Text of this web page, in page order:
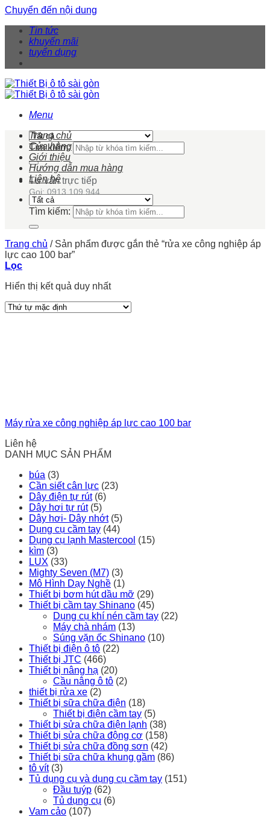
Chuyển đến nội dung
Tin tức
khuyến mãi
tuyển dụng
Menu
Tìm kiếm:
Tư vấn trực tiếp
Gọi: 0913 109 944
Trang chủ
Cửa hàng
Giới thiệu
Hướng dẫn mua hàng
Liên hệ
Tìm kiếm:
Trang chủ /Sản phẩm được gắn thẻ “rửa xe công nghiệp áp
lực cao 100 bar”
Lọc
Hiển thị kết quả duy nhất
Máy rửa xe công nghiệp áp lực cao 100 bar
Liên hệ
DANH MỤC SẢN PHẨM
búa (3)
Cần siết cân lực (23)
Dây điện tự rút (6)
Dây hơi tự rút (5)
Dây hơi- Dây nhớt (5)
Dụng cụ cầm tay (44)
Dụng cụ lạnh Mastercool (15)
kìm (3)
LUX (33)
Mighty Seven (M7) (3)
Mô Hình Dạy Nghề (1)
Thiết bị bơm hút dầu mỡ (29)
Thiết bị cầm tay Shinano (45)
Dụng cụ khí nén cầm tay (22)
Máy chà nhám (13)
Súng vặn ốc Shinano (10)
Thiết bị điện ô tô (22)
Thiết bị JTC (466)
Thiết bị nâng hạ (20)
Cầu nâng ô tô (2)
thiết bị rửa xe (2)
Thiết bị sữa chữa điện (18)
Thiết bị điện cầm tay (5)
Thiết bị sửa chữa điện lạnh (38)
Thiết bị sửa chữa động cơ (158)
Thiết bị sửa chữa đồng sơn (42)
Thiết bị sữa chữa khung gầm (86)
tô vít (3)
Tủ dụng cụ và dụng cụ cầm tay (151)
Đầu tuýp (62)
Tủ dụng cụ (6)
Vam cảo (107)